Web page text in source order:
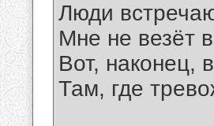
Люди
Мне не везёт
Вот, наконец,
Там, где